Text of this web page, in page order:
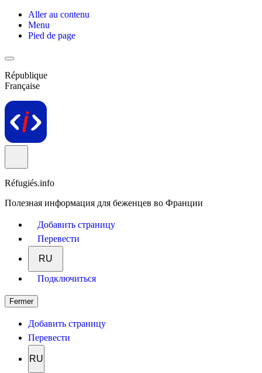
Aller au contenu
Menu
Pied de page
République
Française
Réfugiés.info
Полезная информация для беженцев во Франции
Добавить страницу
Перевести
RU
Подключиться
Fermer
Добавить страницу
Перевести
RU